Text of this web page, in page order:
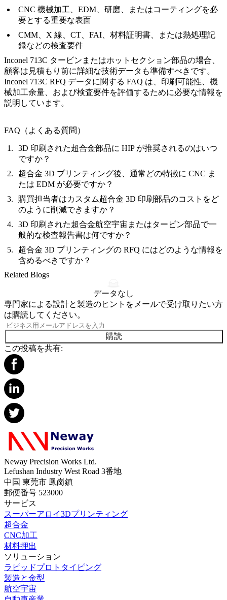
CNC 機械加工、EDM、研磨、またはコーティングを必
要とする重要な表面
CMM、X 線、CT、FAI、材料証明書、または熱処理記
録などの検査要件
Inconel 713C タービンまたはホットセクション部品の場合、
顧客は見積もり前に詳細な技術データも準備すべきです。
Inconel 713C RFQ データに関する FAQ は、印刷可能性、機
械加工余量、および検査要件を評価するために必要な情報を
説明しています。
FAQ（よくある質問）
3D 印刷された超合金部品に HIP が推奨されるのはいつ
ですか？
超合金 3D プリンティング後、通常どの特徴に CNC ま
たは EDM が必要ですか？
購買担当者はカスタム超合金 3D 印刷部品のコストをど
のように削減できますか？
3D 印刷された超合金航空宇宙またはタービン部品で一
般的な検査報告書は何ですか？
超合金 3D プリンティングの RFQ にはどのような情報を
含めるべきですか？
Related Blogs
データなし
専門家による設計と製造のヒントをメールで受け取りたい方
は購読してください。
購読
この投稿を共有:
Neway Precision Works Ltd.
Lefushan Industry West Road 3番地
中国 東莞市 鳳崗鎮
郵便番号 523000
サービス
スーパーアロイ3Dプリンティング
超合金
CNC加工
材料押出
ソリューション
ラピッドプロトタイピング
製造と金型
航空宇宙